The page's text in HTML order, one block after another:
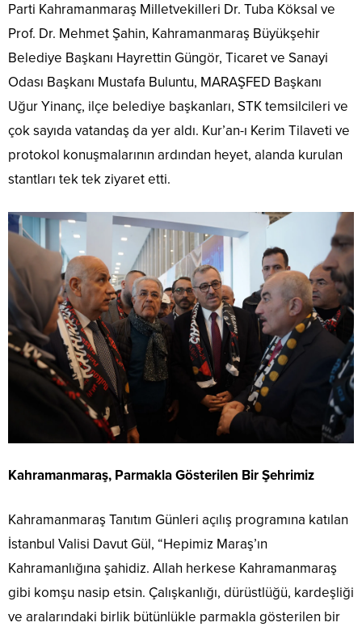
Parti Kahramanmaraş Milletvekilleri Dr. Tuba Köksal ve
Prof. Dr. Mehmet Şahin, Kahramanmaraş Büyükşehir
Belediye Başkanı Hayrettin Güngör, Ticaret ve Sanayi
Odası Başkanı Mustafa Buluntu, MARAŞFED Başkanı
Uğur Yinanç, ilçe belediye başkanları, STK temsilcileri ve
çok sayıda vatandaş da yer aldı. Kur’an-ı Kerim Tilaveti ve
protokol konuşmalarının ardından heyet, alanda kurulan
stantları tek tek ziyaret etti.
Kahramanmaraş, Parmakla Gösterilen Bir Şehrimiz
Kahramanmaraş Tanıtım Günleri açılış programına katılan
İstanbul Valisi Davut Gül, “Hepimiz Maraş’ın
Kahramanlığına şahidiz. Allah herkese Kahramanmaraş
gibi komşu nasip etsin. Çalışkanlığı, dürüstlüğü, kardeşliği
ve aralarındaki birlik bütünlükle parmakla gösterilen bir